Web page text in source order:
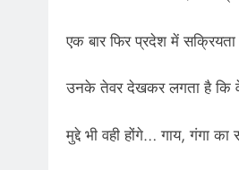
एक बार फिर प्रदेश में सक्रियता
उनके तेवर देखकर लगता है कि वे
मुद्दे भी वही होंगे… गाय, गंगा